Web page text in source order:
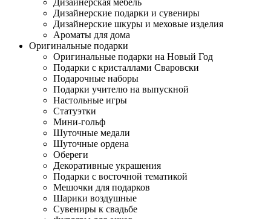
Дизайнерская мебель
Дизайнерские подарки и сувениры
Дизайнерские шкуры и меховые изделия
Ароматы для дома
Оригинальные подарки
Оригинальные подарки на Новый Год
Подарки с кристаллами Сваровски
Подарочные наборы
Подарки учителю на выпускной
Настольные игры
Статуэтки
Мини-гольф
Шуточные медали
Шуточные ордена
Обереги
Декоративные украшения
Подарки с восточной тематикой
Мешочки для подарков
Шарики воздушные
Сувениры к свадьбе